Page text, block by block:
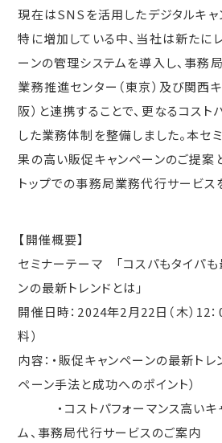
現在はSNSを活用したデジタルキ
特に増加している中、当社は新たに
ーンの管理システムを導入し、事務
業務推進センター（東京）及び関西
阪）と連携することで、更なるコスト
した業務体制を整備しました。本セ
果の高い販促キャンペーンのご提案
トップでの事務局業務代行サービス
【開催概要】
セミナーテーマ 「コスパもタイパも
ンの最新トレンドとは」
開催日時：2024年2月22日（木）12
料）
内容：・販促キャンペーンの最新トレ
ペーン手法と成功へのポイント）
・コストパフォーマンス高いキ
ム、事務局代行サービスのご案内